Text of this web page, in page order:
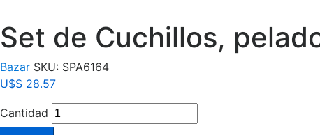
Set de Cuchillos,
Bazar SKU: SPA6164
U$S 28.57
Cantidad